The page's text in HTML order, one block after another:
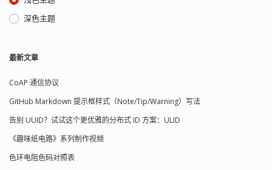
95, 'Bob': 75} key 是否存在 >>>
'Thomas' in d False >>>
对（删除） >>> d.pop('Bob') 75 >>> d
{'Adam': 67, 'Tracy': 85, 'Michael': 95} 集
key 的集合，但不存储 value。由于 key
不能重复，所以，在 set 中，没有重复
可以使用大括号 { } 或者 set() 函数创建
集合，注意：创建一个空集合必须用
set() 而不是 { }，因为 { } 是用来创建一
个空字典。 重复元素在 set 中自动被过
深色主题
最新文章
CoAP 通信协议
GitHub Markdown 提示框样式（Note/Tip/Warning）写法
告别 UUID？试试这个更优雅的分布式 ID 方案：ULID
《趣味纸电路》系列制作视频
色环电阻色码对照表